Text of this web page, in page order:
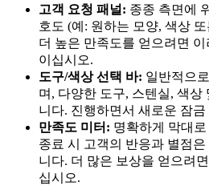
고객 요청 패널: 종종 측면에
호도 (예: 원하는 모양, 색상
더 높은 만족도를 얻으려면
이십시오.
도구/색상 선택 바: 일반적으
며, 다양한 도구, 스텐실, 색상
니다. 진행하면서 새로운 잠
만족도 미터: 명확하게 막대
종료 시 고객의 반응과 별점
니다. 더 많은 보상을 얻으려
십시오.